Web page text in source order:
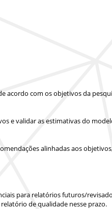
acordo com os objetivos da
e validar as estimativas do
alinhadas aos
para relatórios futuros/
de qualidade nesse prazo.